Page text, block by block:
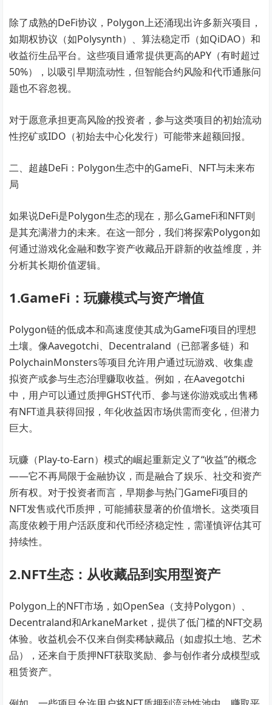
除了成熟的DeFi协议，Polygon上还涌现出许多新兴项目，
如期权协议（如Polysynth）、算法稳定币（如QiDAO）和
收益衍生品平台。这些项目通常提供更高的APY（有时超过
50%），以吸引早期流动性，但智能合约风险和代币通胀问
题也不容忽视。
对于愿意承担更高风险的投资者，参与这类项目的初始流动
性挖矿或IDO（初始去中心化发行）可能带来超额回报。
二、超越DeFi：Polygon生态中的GameFi、NFT与未来布
局
如果说DeFi是Polygon生态的现在，那么GameFi和NFT则
是其充满潜力的未来。在这一部分，我们将探索Polygon如
何通过游戏化金融和数字资产收藏品开辟新的收益维度，并
分析其长期价值逻辑。
1.GameFi：玩赚模式与资产增值
Polygon链的低成本和高速度使其成为GameFi项目的理想
土壤。像Aavegotchi、Decentraland（已部署多链）和
PolychainMonsters等项目允许用户通过玩游戏、收集虚
拟资产或参与生态治理赚取收益。例如，在Aavegotchi
中，用户可以通过质押GHST代币、参与迷你游戏或出售稀
有NFT道具获得回报，年化收益因市场供需而变化，但潜力
巨大。
玩赚（Play-to-Earn）模式的崛起重新定义了“收益”的概念
——它不再局限于金融协议，而是融合了娱乐、社交和资产
所有权。对于投资者而言，早期参与热门GameFi项目的
NFT发售或代币质押，可能捕获显著的价值增长。这类项目
高度依赖于用户活跃度和代币经济稳定性，需谨慎评估其可
持续性。
2.NFT生态：从收藏品到实用型资产
Polygon上的NFT市场，如OpenSea（支持Polygon）、
Decentraland和ArkaneMarket，提供了低门槛的NFT交易
体验。收益机会不仅来自倒卖稀缺藏品（如虚拟土地、艺术
品），还来自于质押NFT获取奖励、参与创作者分成模型或
租赁资产。